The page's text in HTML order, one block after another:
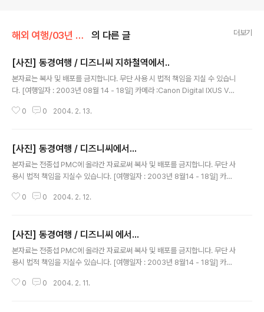
해외 여행/03년 08월 동경 의 다른 글 더보기
[사진] 동경여행 / 디즈니씨 지하철역에서..
본자료는 복사 및 배포를 금지합니다. 무단 사용 시 법적 책임을 지실 수 있습니
다. [여행일자 : 2003년 08월 14 - 18일] 카메라 :Canon Digital IXUS V2 /
0 0 2004. 2. 13.
[사진] 동경여행 / 디즈니씨에서...
본자료는 전종섭 PMC에 올라간 자료로써 복사 및 배포를 금지합니다. 무단 사
용시 법적 책임을 지실수 있습니다. [여행일자 : 2003년 8월14 - 18일] 카메
존스에서 일하던....^^자신은 못생겨서 찍기 싫다구 하는거..이쁘니까 같이 찍어
0 0 2004. 2. 12.
[사진] 동경여행 / 디즈니씨 에서...
본자료는 전종섭 PMC에 올라간 자료로써 복사 및 배포를 금지합니다. 무단 사
용시 법적 책임을 지실수 있습니다. [여행일자 : 2003년 8월14 - 18일] 카메
0 0 2004. 2. 11.